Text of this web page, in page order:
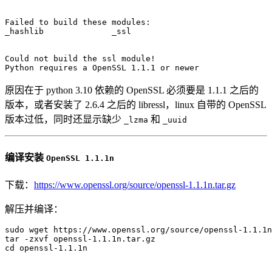
Failed to build these modules:
_hashlib
Could not build the ssl module !
Python requires a OpenSSL 1.1 .1 or newer
原因在于 python 3.10 依赖的 OpenSSL 必须要是 1.1.1 之后的
版本，或者安装了 2.6.4 之后的 libressl，linux 自带的 OpenSSL
版本过低，同时还显示缺少
_lzma 和 _uuid
编译安装 OpenSSL 1.1.1n
下载： https://www.openssl.org/source/openssl-1.1.1n.tar.gz
解压并编译：
sudo wget
tar
-zxvf
cd
openssl-1.1.1n